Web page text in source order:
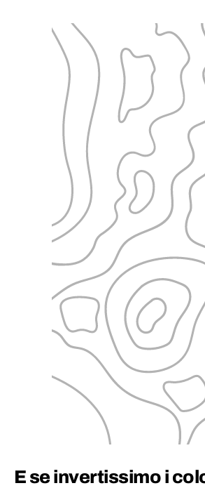
E se invertissimo i